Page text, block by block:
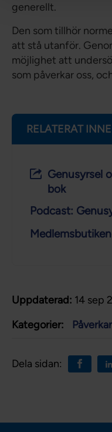
generellt.
Den som tillhör
att stå utanför.
möjlighet att
som påverkar oss,
RELATERAT
Genusyrsel
bok
Podcast:
Medlemsbutiken
Uppdaterad: 14 sep
Kategorier:
Dela sidan: